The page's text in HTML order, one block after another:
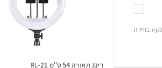
רינג תאורה 54 ס"מ RL-21
נקה בחירה